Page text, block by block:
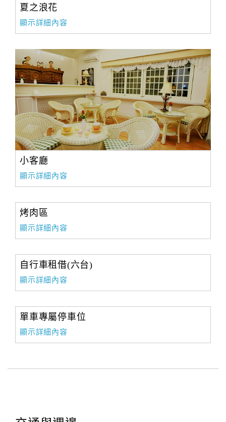
夏之浪花
顯示詳細內容
小客廳
顯示詳細內容
烤肉區
顯示詳細內容
自行車租借(六台)
顯示詳細內容
單車專屬停車位
顯示詳細內容